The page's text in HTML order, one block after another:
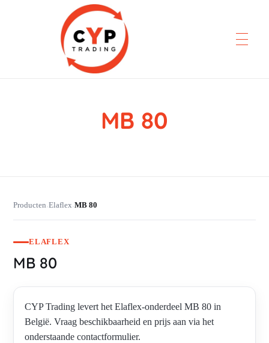
MB 80
Producten›Elaflex›MB 80
ELAFLEX
MB 80
CYP Trading levert het Elaflex-onderdeel MB 80 in
België. Vraag beschikbaarheid en prijs aan via het
onderstaande contactformulier.